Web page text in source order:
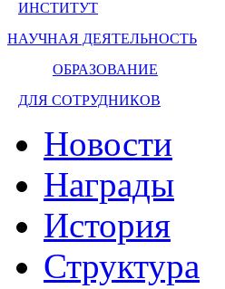
ИНСТИТУТ
НАУЧНАЯ ДЕЯТЕЛЬНОСТЬ
ОБРАЗОВАНИЕ
ДЛЯ СОТРУДНИКОВ
Новости
Награды
История
Структура